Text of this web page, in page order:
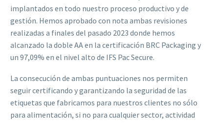
implantados en todo nuestro proceso productivo y de
gestión. Hemos aprobado con nota ambas revisiones
realizadas a finales del pasado 2023 donde hemos
alcanzado la doble AA en la certificación BRC Packaging y
un 97,09% en el nivel alto de IFS Pac Secure.
La consecución de ambas puntuaciones nos permiten
seguir certificando y garantizando la seguridad de las
etiquetas que fabricamos para nuestros clientes no sólo
para alimentación, si no para cualquier sector, actividad